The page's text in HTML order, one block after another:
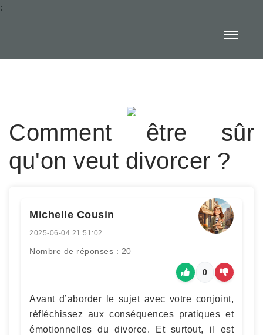
:
Comment être sûr
qu'on veut divorcer ?
Michelle Cousin
2025-06-04 21:51:02
Nombre de réponses : 20
0
Avant d’aborder le sujet avec votre conjoint,
réfléchissez aux conséquences pratiques et
émotionnelles du divorce. Et surtout, il est